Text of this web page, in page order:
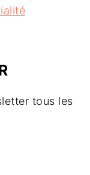
tous les